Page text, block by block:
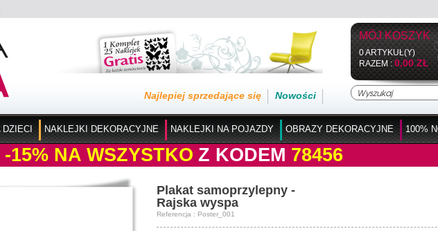
Nowości
Najlepiej sprzedające się
MÓJ KOSZYK
0 ARTYKUŁ(Y)
RAZEM :0,00 ZŁ
NAKLEJKI DEKORACYJNE NAKLEJKI NA POJAZDY OBRAZY DEKORACYJNE 100%
-15% NA WSZYSTKO Z KODEM 78456
Plakat samoprzylepny -
Rajska wyspa
Referencja : Poster_001